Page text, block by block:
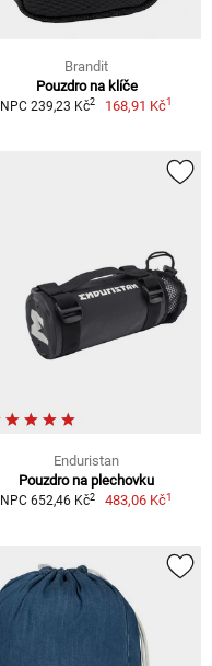
Brandit
Pouzdro na klíče
NPC 239,23 Kč2 168,91 Kč1
Enduristan
Pouzdro na plechovku
NPC 652,46 Kč2 483,06 Kč1